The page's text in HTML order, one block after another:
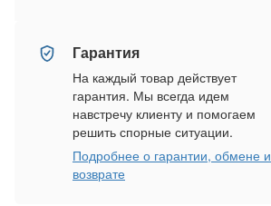
Гарантия
На каждый товар действует
гарантия. Мы всегда идем
навстречу клиенту и помогаем
решить спорные ситуации.
Подробнее о гарантии, обмене и
возврате